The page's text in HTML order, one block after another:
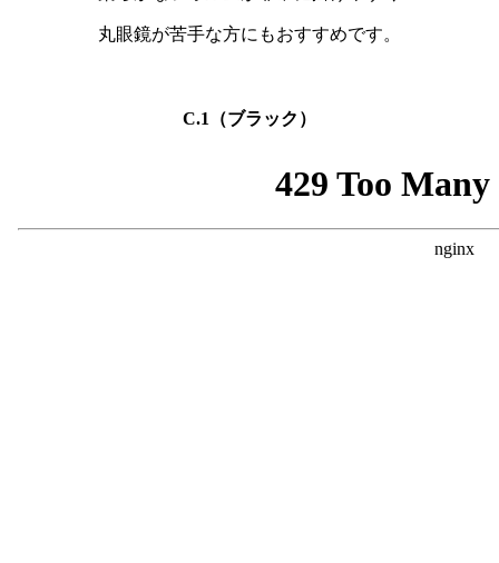
丸眼鏡が苦手な方にもおすすめです。
C.1（ブラック）